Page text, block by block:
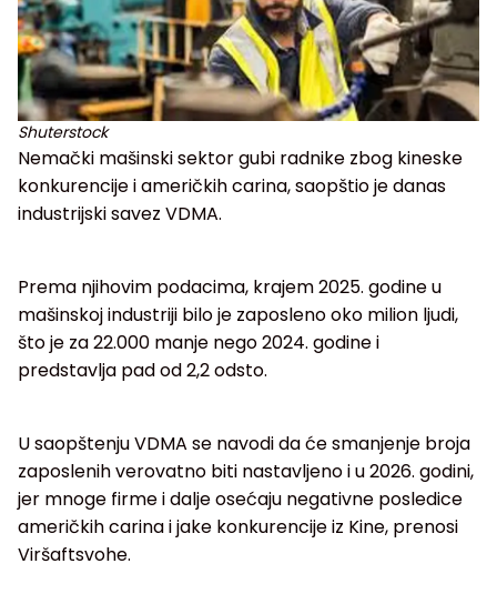
Shuterstock
Nemački mašinski sektor gubi radnike zbog kineske
konkurencije i američkih carina, saopštio je danas
industrijski savez VDMA.
Prema njihovim podacima, krajem 2025. godine u
mašinskoj industriji bilo je zaposleno oko milion ljudi,
što je za 22.000 manje nego 2024. godine i
predstavlja pad od 2,2 odsto.
U saopštenju VDMA se navodi da će smanjenje broja
zaposlenih verovatno biti nastavljeno i u 2026. godini,
jer mnoge firme i dalje osećaju negativne posledice
američkih carina i jake konkurencije iz Kine, prenosi
Viršaftsvohe.